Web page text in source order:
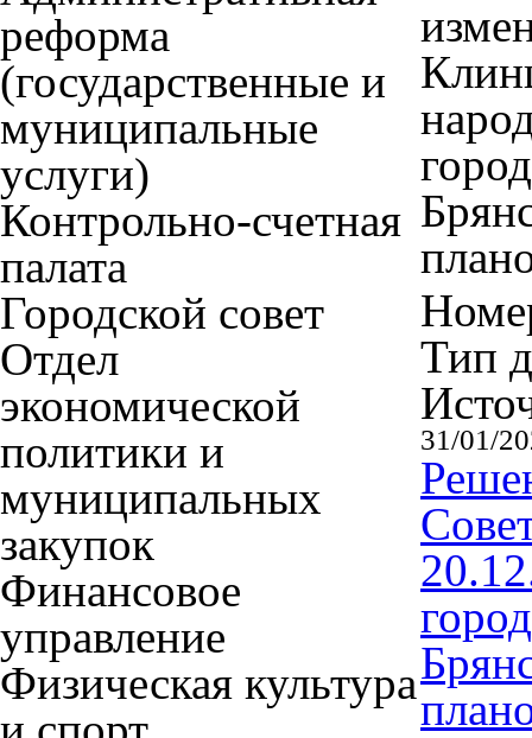
реформа
(государственные и
муниципальные
услуги)
Контрольно-счетная
палата
Городской совет
Отдел
экономической
политики и
муниципальных
закупок
Финансовое
управление
Физическая культура
Тип
31/01/